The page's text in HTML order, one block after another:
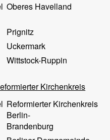
Oberes Havelland
Prignitz
Uckermark
Wittstock-Ruppin
Kirchenkreis
Reformierter Kirchenkreis
Berlin-
Brandenburg